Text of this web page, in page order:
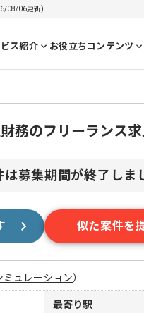
08/06更新)
ス紹介 お役立ちコンテンツ
務のフリーランス
は募集期間が終了しま
似た案件を
ミュレーション）
最寄り駅